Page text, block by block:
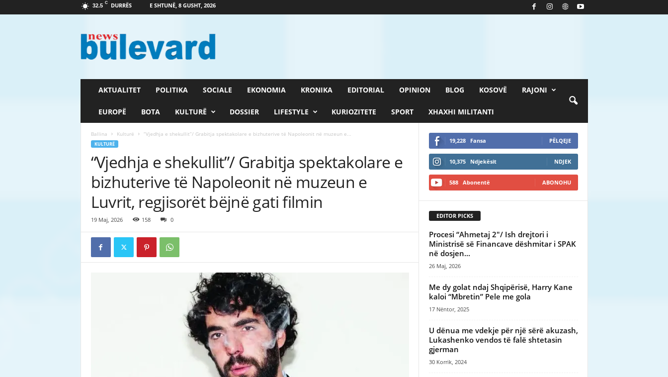
32.5 C DURRËS E SHTUNË, 8 GUSHT, 2026
a
AKTUALITET POLITIKA SOCIALE EKONOMIA KRONIKA EDITORIAL OPINION BLOG KOSOVË RAJONI
EUROPË BOTA KULTURË DOSSIER LIFESTYLE KURIOZITETE SPORT XHAXHI MILITANTI
Ballina Kulturë “Vjedhja e shekullit”/ Grabitja spektakolare e bizhuterive të Napoleonit në muzeun e...
KULTURË
“Vjedhja e shekullit”/ Grabitja spektakolare e
bizhuterive të Napoleonit në muzeun e
Luvrit, regjisorët bëjnë gati filmin
19 Maj, 2026 158 0
19,228 Fansa PËLQEJE
10,375 Ndjekësit NDJEK
588 Abonentë ABONOHU
EDITOR PICKS
Procesi “Ahmetaj 2″/ Ish drejtori i
Ministrisë së Financave dëshmitar i SPAK
në dosjen...
26 Maj, 2026
Me dy golat ndaj Shqipërisë, Harry Kane
kaloi “Mbretin” Pele me gola
17 Nëntor, 2025
U dënua me vdekje për një sërë akuzash,
Lukashenko vendos të falë shtetasin
gjerman
30 Korrik, 2024